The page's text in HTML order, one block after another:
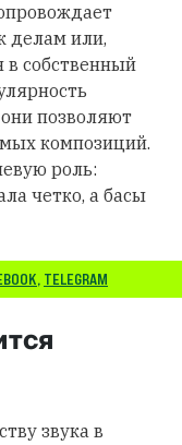
делам или,
в собственный
позволяют
композиций.
роль:
четко, а басы
, TELEGRAM
звука в